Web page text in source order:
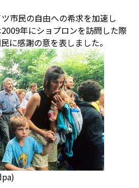
ツ市民の自由への希求を加速し
年にショプロンを訪問した際
に感謝の意を表しました。